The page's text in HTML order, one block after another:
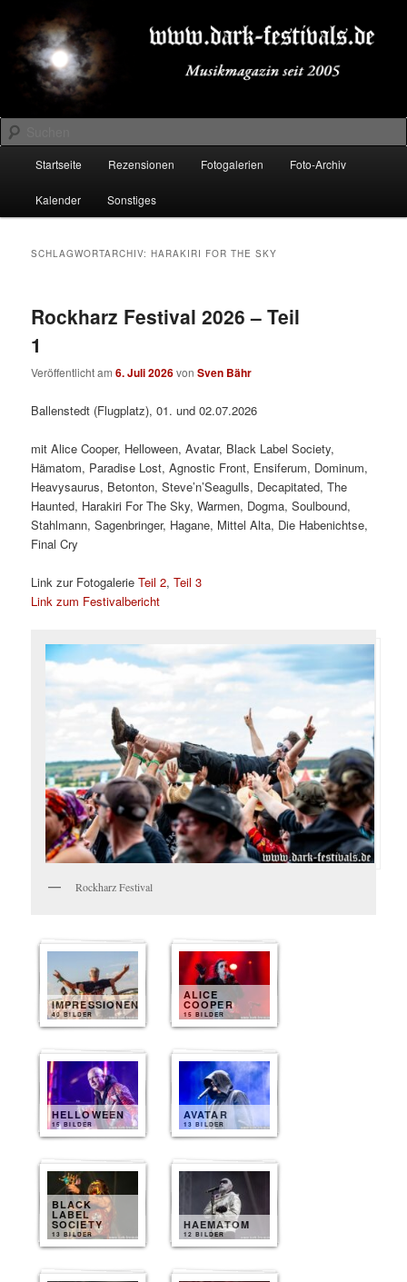
primären
Inhalt
springen
sekundären
Inhalt
springenDARK-FESTIVALS.DE
Suchen
Startseite Rezensionen Fotogalerien Foto-Archiv
Kalender Sonstiges
SCHLAGWORTARCHIV:HARAKIRI FOR THE SKY
Rockharz Festival 2026 – Teil
1
Veröffentlicht am6. Juli 2026vonSven Bähr
Ballenstedt (Flugplatz), 01. und 02.07.2026
mit Alice Cooper, Helloween, Avatar, Black Label Society,
Hämatom, Paradise Lost, Agnostic Front, Ensiferum, Dominum,
Heavysaurus, Betonton, Steve’n’Seagulls, Decapitated, The
Haunted, Harakiri For The Sky, Warmen, Dogma, Soulbound,
Stahlmann, Sagenbringer, Hagane, Mittel Alta, Die Habenichtse,
Final Cry
Link zur FotogalerieTeil 2,Teil 3
Link zum Festivalbericht
Rockharz Festival
IMPRESSIONEN
40 BILDER
ALICE
COOPER
15 BILDER
HELLOWEEN
15 BILDER
AVATAR
13 BILDER
BLACK
LABEL
SOCIETY
13 BILDER
HAEMATOM
12 BILDER